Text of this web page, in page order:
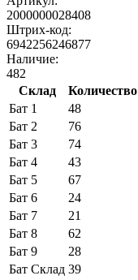
2000000028408
Штрих-код:
6942256246877
Наличие:
482
Склад
Количество
Бат 1
48
Бат 2
76
Бат 3
74
Бат 4
43
Бат 5
67
Бат 6
24
Бат 7
21
Бат 8
62
Бат 9
28
Бат Склад 39